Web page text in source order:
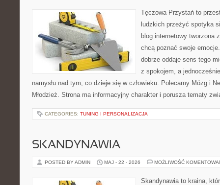
Tęczowa Przystań to
ludzkich przeżyć spotyka
blog internetowy tworzona
chcą poznać swoje
dobrze oddaje sens tego
z spokojem, a
namysłu nad tym, co dzieje się w człowieku. Polecamy Mózg i
Młodzież. Strona ma informacyjny charakter i porusza tematy
CATEGORIES: TUNING I PERSONALIZACJA
SKANDYNAWIA
POSTED BY ADMIN MAJ - 22 - 2026 MOŻLIWOŚĆ
Skandynawia to kraina,